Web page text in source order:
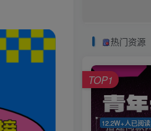
热门资源
12.2W+人已阅读
TOP1